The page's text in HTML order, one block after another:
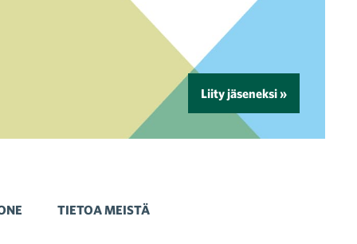
Liity jäseneksi »
TIETOA MEISTÄ